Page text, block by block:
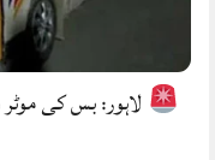
لاہور: بس کی موٹر